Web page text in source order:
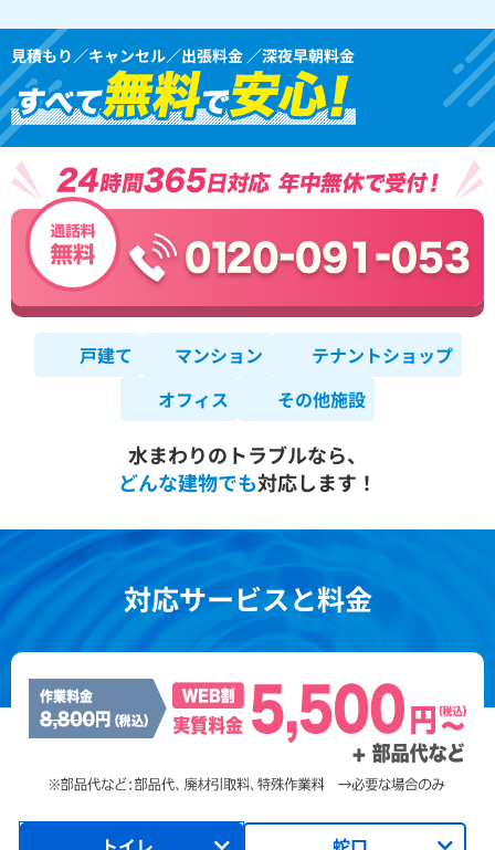
見積もり／キャンセル／出張料金 ／深夜早朝料金
戸建て マンション
テナントショップ
オフィス
その他施設
水まわりのトラブルなら、
どんな建物でも対応します！
対応サービスと料金